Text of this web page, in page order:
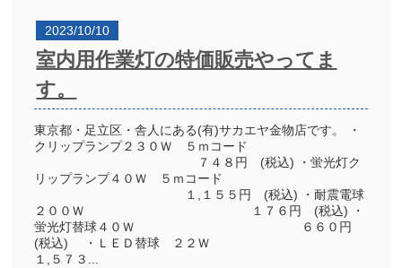
2023/10/10
室内用作業灯の特価販売やってま
す。
東京都・足立区・舎人にある(有)サカエヤ金物店です。 ・
クリップランプ２３０Ｗ ５ｍコード
７４８円 (税込) ・蛍光灯ク
リップランプ４０Ｗ ５ｍコード
１,１５５円 (税込) ・耐震電球
２００Ｗ １７６円 (税込) ・
蛍光灯替球４０Ｗ ６６０円
(税込) ・ＬＥＤ替球 ２２Ｗ
１,５７３...